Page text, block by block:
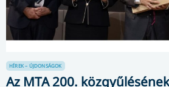
HÍREK – ÚJDONSÁGOK
Az MTA 200.